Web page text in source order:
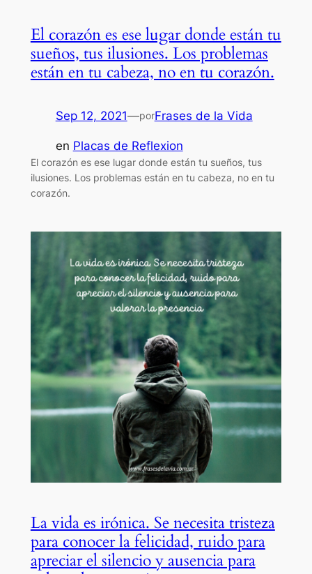
El corazón es ese lugar donde están tu
sueños, tus ilusiones. Los problemas
están en tu cabeza, no en tu corazón.
Sep 12, 2021—porFrases de la Vida
en Placas de Reflexion
El corazón es ese lugar donde están tu sueños, tus
ilusiones. Los problemas están en tu cabeza, no en tu
corazón.
La vida es irónica. Se necesita tristeza
para conocer la felicidad, ruido para
apreciar el silencio y ausencia para